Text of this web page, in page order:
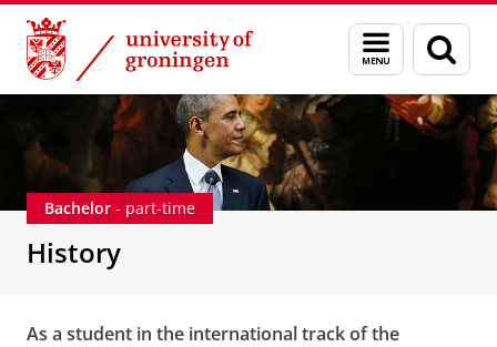
Skip
Content
Skip
Navigation
Menu
and
search
page
Education History (part-time)
Bachelor - part-time
History
As a student in the international track of the